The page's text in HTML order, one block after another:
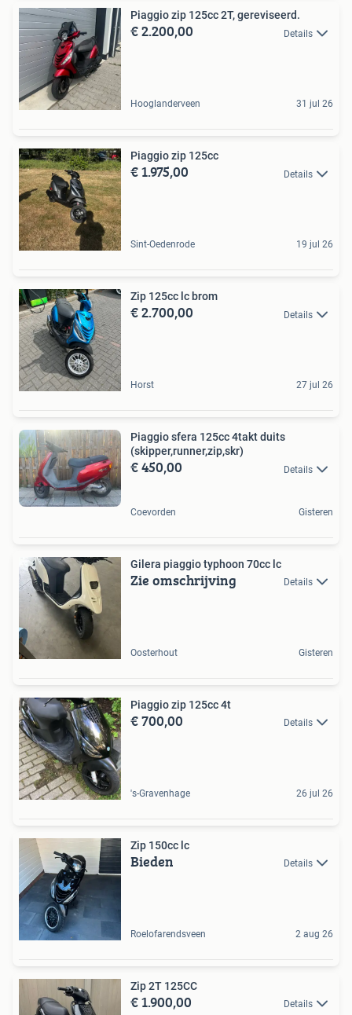
Piaggio zip 125cc 2T, gereviseerd.
€ 2.200,00 Details
Hooglanderveen 31 jul 26
Piaggio zip 125cc
€ 1.975,00 Details
Sint-Oedenrode 19 jul 26
Zip 125cc lc brom
€ 2.700,00 Details
Horst 27 jul 26
Piaggio sfera 125cc 4takt duits
(skipper,runner,zip,skr)
€ 450,00 Details
Coevorden Gisteren
Gilera piaggio typhoon 70cc lc
Zie omschrijving Details
Oosterhout Gisteren
Piaggio zip 125cc 4t
€ 700,00 Details
's-Gravenhage 26 jul 26
Zip 150cc lc
Bieden Details
Roelofarendsveen 2 aug 26
Zip 2T 125CC
€ 1.900,00 Details